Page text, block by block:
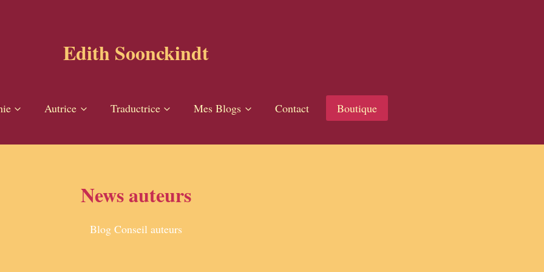
Edith Soonckindt
Autrice Traductrice Mes Blogs Contact Boutique
News auteurs
Blog Conseil auteurs